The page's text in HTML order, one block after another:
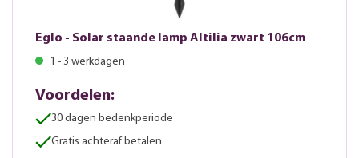
Eglo - Solar staande lamp Altilia zwart 106cm
1 - 3 werkdagen
Voordelen:
30 dagen bedenkperiode
Gratis achteraf betalen